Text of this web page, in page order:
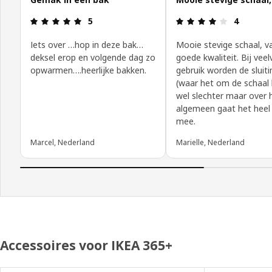
Review: 5 van 5 sterren.
5
Iets over …hop in deze bak…
deksel erop en volgende dag zo
opwarmen….heerlijke bakken.
Marcel, Nederland
Review: 4
4
Mooie stevige schaal,
goede kwaliteit. Bij
gebruik worden de
(waar het om de schaal
wel slechter maar over
algemeen gaat het heel
mee.
Marielle, Nederland
Accessoires voor IKEA 365+